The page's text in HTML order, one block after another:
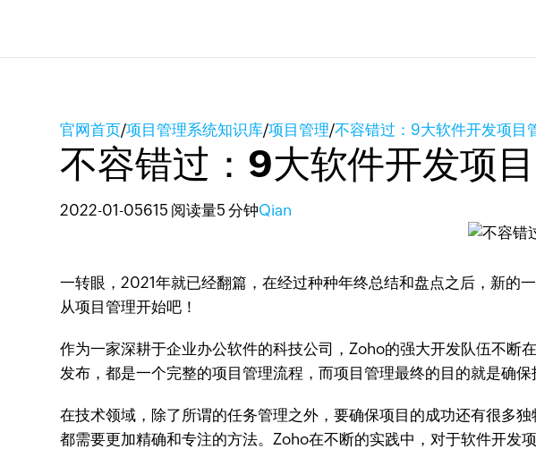
官网首页/项目管理系统知识库/项目管理/不容错过：9大软件开发项目
不容错过：9大软件开发项
2022-01-05615 阅读量5 分钟Qian
一转眼，2021年就已经翻篇，在经过种种年终总结和盘点之后，新的
从项目管理开始吧！
作为一家深耕于企业办公软件的科技公司，Zoho的强大开发队伍不断
发布，都是一个完整的项目管理流程，而项目管理最终的目的就是确保
在技术领域，除了所谓的任务管理之外，要确保项目的成功还有很多
都需要更加精确和专注的方法。Zoho在不断的实践中，对于软件开发